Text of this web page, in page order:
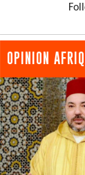
OPINION